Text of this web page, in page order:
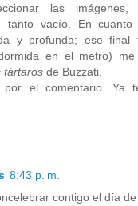
las
tanto vacío. En
y profunda; ese final
en el metro)
tártaros de Buzzati.
por el comentario. Ya
8:43 p. m.
contigo el día de